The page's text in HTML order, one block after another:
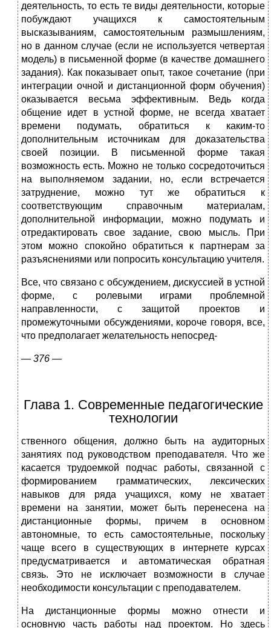
деятельность, то есть те виды дея­тельности, которые
побуждают учащихся к самостоятельным
высказываниям, самостоятельным размышлениям,
но в данном случае (если не используется четвертая
модель) в письменной форме (в качестве домашнего
задания). Как показывает опыт, такое сочетание (при
интеграции очной и дистанционной форм обучения)
оказывается весьма эффективным. Ведь когда
общение идет в устной форме, не всегда хватает
времени подумать, обратиться к каким-то
дополнительным источникам для доказательства
своей позиции. В письменной форме такая
возможность есть. Можно не только сосредоточиться
на выпол­няемом задании, но, если встречается
затруднение, можно тут же обратиться к
соответствующим справочным материалам,
дополнительной информации, можно подумать и
отредактировать свое задание, свою мысль. При
этом можно спокойно обратиться к партнерам за
разъяснениями или попросить консуль­тацию учителя.
Все, что связано с обсуждением, дискуссией в устной
форме, с ролевыми играми проблемной
направленности, с защитой проектов и
промежуточными обсуждениями, короче говоря, все,
что предполагает желательность непосред-
— 376 —
Глава 1. Современные педагогические
технологии
ственного общения, должно быть на аудиторных
занятиях под руководством преподавателя. Что же
касается трудоемкой подчас работы, связанной с
фор­мированием грамматических, лексических
навыков для ряда учащихся, кому не хватает
времени на занятии, может быть перенесена на
дистанционные формы, причем в основном
автономные, то есть самостоятельные, поскольку
чаще всего в существующих в интернете курсах
предусматривается и автомати­ческая обратная
связь. Это не исключает возможности в случае
необходимости консультации с преподавателем.
На дистанционные формы можно отнести и
основную часть работы над проектом. Но здесь